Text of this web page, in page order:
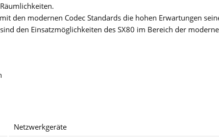
den modernen Codec Standards die hohen Erwartungen
den Einsatzmöglichkeiten des SX80 im Bereich der
Netzwerkgeräte